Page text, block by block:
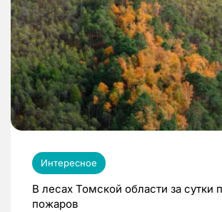
Интересное
В лесах Томской области за сутки
пожаров